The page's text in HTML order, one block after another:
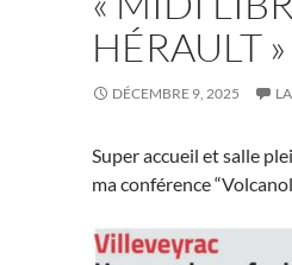
HÉRAULT »
DÉCEMBRE 9, 2025
Super accueil et salle
ma conférence